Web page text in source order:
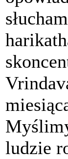
ludzie